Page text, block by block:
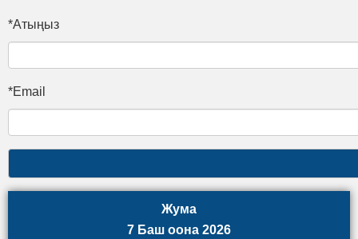
*Атыңыз
*Email
Жума
7 Баш оона 2026